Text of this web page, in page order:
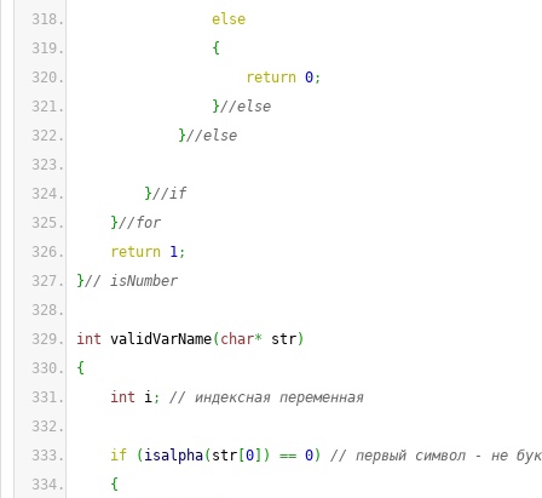
else
{
return 0;
}//else
}//else
}//if
}//for
return 1;
}// isNumber
int validVarName( char* str)
{
int i; // индексная переменная
if ( isalpha( str 0 ) == 0)
// первый символ - не
{